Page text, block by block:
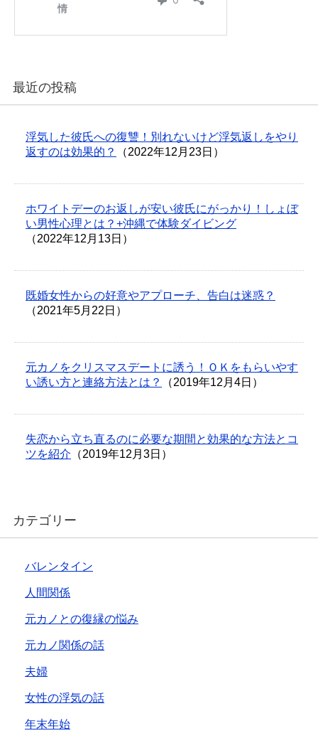
最近の投稿
浮気した彼氏への復讐！別れないけど浮気返しをやり
返すのは効果的？
（2022年12月23日）
ホワイトデーのお返しが安い彼氏にがっかり！しょぼ
い男性心理とは？+沖縄で体験ダイビング
（2022年12月13日）
既婚女性からの好意やアプローチ、告白は迷惑？
（2021年5月22日）
元カノをクリスマスデートに誘う！ＯＫをもらいやす
い誘い方と連絡方法とは？
（2019年12月4日）
失恋から立ち直るのに必要な期間と効果的な方法とコ
ツを紹介 （2019年12月3日）
カテゴリー
バレンタイン
人間関係
元カノとの復縁の悩み
元カノ関係の話
夫婦
女性の浮気の話
年末年始